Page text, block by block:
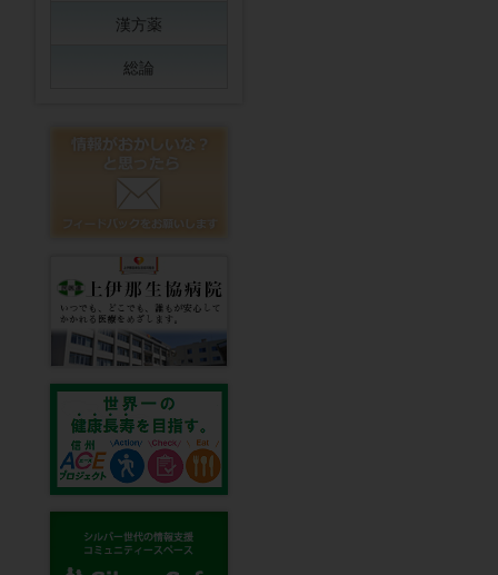
漢方薬
総論